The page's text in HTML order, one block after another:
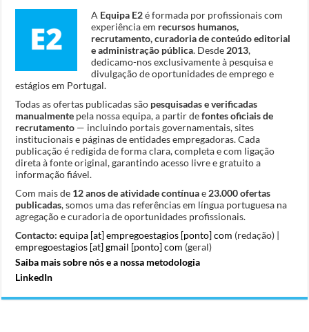
A Equipa E2é formada por profissionais com
experiência em recursos humanos,
recrutamento, curadoria de conteúdo editorial
e administração pública. Desde 2013,
dedicamo-nos exclusivamente à pesquisa e
divulgação de oportunidades de emprego e
estágios em Portugal.
Todas as ofertas publicadas são pesquisadas e verificadas
manualmente pela nossa equipa, a partir defontes oficiais de
recrutamento — incluindo portais governamentais, sites
institucionais e páginas de entidades empregadoras. Cada
publicação é redigida de forma clara, completa e com ligação
direta à fonte original, garantindo acesso livre e gratuito a
informação fiável.
Com mais de 12 anos de atividade contínuae 23.000 ofertas
publicadas, somos uma das referências em língua portuguesa na
agregação e curadoria de oportunidades profissionais.
Contacto: equipa [at] empregoestagios [ponto] com (redação) |
empregoestagios [at] gmail [ponto] com (geral)
Saiba mais sobre nós e a nossa metodologia
LinkedIn